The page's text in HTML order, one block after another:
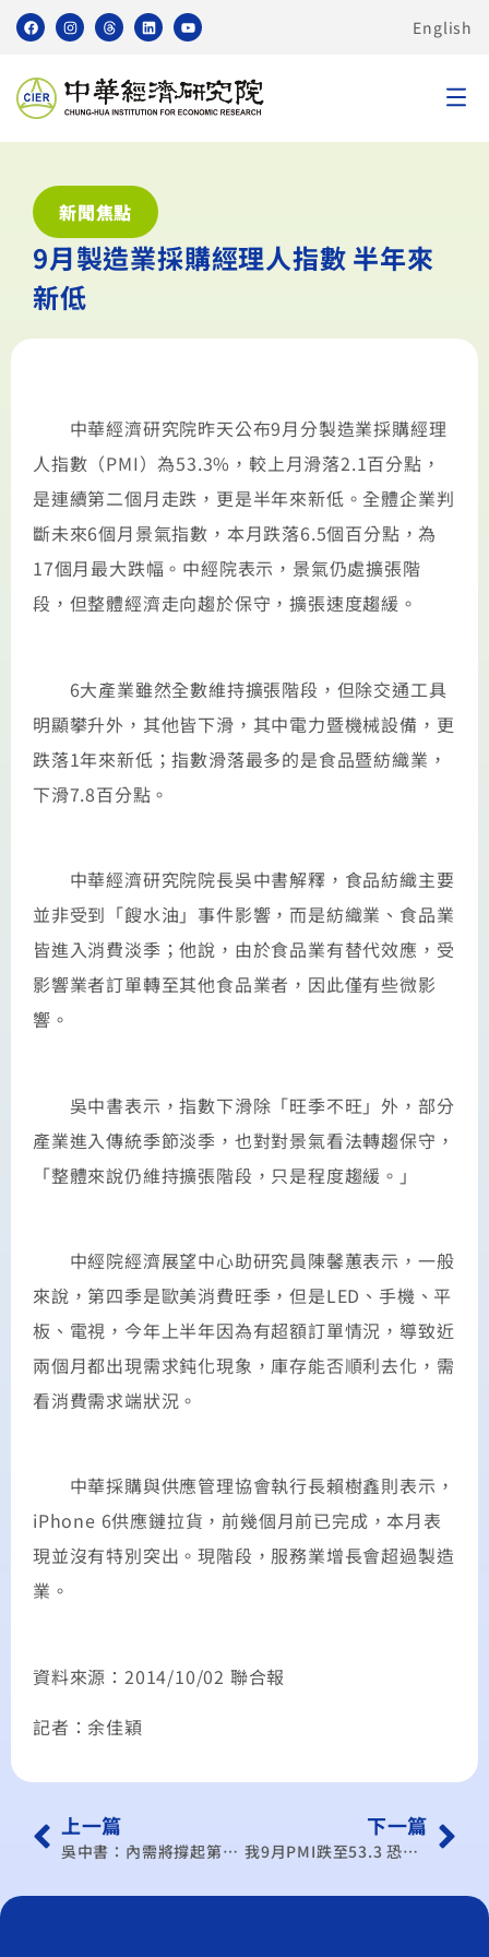
English
新聞焦點
9月製造業採購經理人指數 半年來
新低
中華經濟研究院昨天公布9月分製造業採購經理
人指數（PMI）為53.3%，較上月滑落2.1百分點，
是連續第二個月走跌，更是半年來新低。全體企業判
斷未來6個月景氣指數，本月跌落6.5個百分點，為
17個月最大跌幅。中經院表示，景氣仍處擴張階
段，但整體經濟走向趨於保守，擴張速度趨緩。
6大產業雖然全數維持擴張階段，但除交通工具
明顯攀升外，其他皆下滑，其中電力暨機械設備，更
跌落1年來新低；指數滑落最多的是食品暨紡織業，
下滑7.8百分點。
中華經濟研究院院長吳中書解釋，食品紡織主要
並非受到「餿水油」事件影響，而是紡織業、食品業
皆進入消費淡季；他說，由於食品業有替代效應，受
影響業者訂單轉至其他食品業者，因此僅有些微影
響。
吳中書表示，指數下滑除「旺季不旺」外，部分
產業進入傳統季節淡季，也對對景氣看法轉趨保守，
「整體來說仍維持擴張階段，只是程度趨緩。」
中經院經濟展望中心助研究員陳馨蕙表示，一般
來說，第四季是歐美消費旺季，但是LED、手機、平
板、電視，今年上半年因為有超額訂單情況，導致近
兩個月都出現需求鈍化現象，庫存能否順利去化，需
看消費需求端狀況。
中華採購與供應管理協會執行長賴樹鑫則表示，
iPhone 6供應鏈拉貨，前幾個月前已完成，本月表
現並沒有特別突出。現階段，服務業增長會超過製造
業。
資料來源：2014/10/02 聯合報
記者：余佳穎
上一篇
吳中書：內需將撐起第四季景氣動能
下一篇
我9月PMI跌至53.3 恐旺季不旺